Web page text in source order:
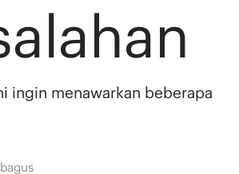
ingin menawarkan beberapa